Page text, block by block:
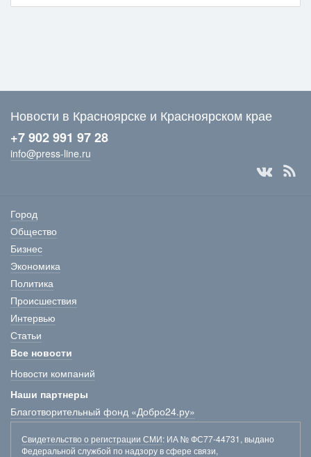
Новости в Красноярске и Красноярском крае
+7 902 991 97 28
info@press-line.ru
Город
Общество
Бизнес
Экономика
Политика
Происшествия
Интервью
Статьи
Все новости
Новости компаний
Наши партнеры
Благотворительный фонд «Добро24.ру»
Свидетельство о регистрации СМИ: ИА № ФС77-44731, выдано
Федеральной службой по надзору в сфере связи,